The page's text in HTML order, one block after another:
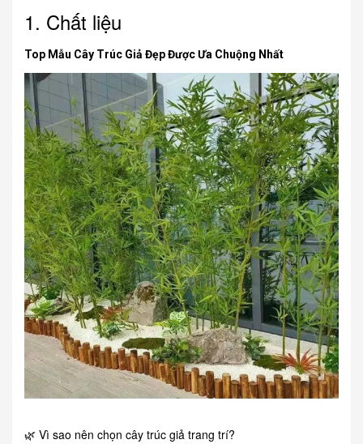
1. Chất liệu
Top Mẫu Cây Trúc Giả Đẹp Được Ưa Chuộng Nhất
🌿 Vì sao nên chọn cây trúc giả trang trí?